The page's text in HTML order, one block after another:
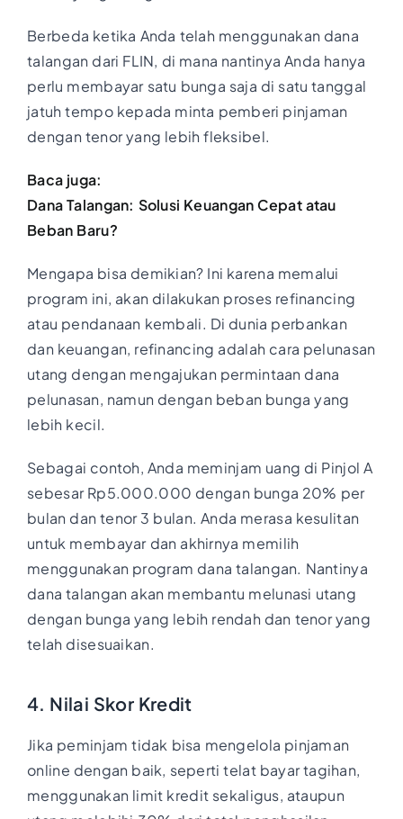
Berbeda ketika Anda telah menggunakan dana
talangan dari FLIN, di mana nantinya Anda hanya
perlu membayar satu bunga saja di satu tanggal
jatuh tempo kepada minta pemberi pinjaman
dengan tenor yang lebih fleksibel.
Baca juga:
Dana Talangan: Solusi Keuangan Cepat atau
Beban Baru?
Mengapa bisa demikian? Ini karena memalui
program ini, akan dilakukan proses refinancing
atau pendanaan kembali. Di dunia perbankan
dan keuangan, refinancing adalah cara pelunasan
utang dengan mengajukan permintaan dana
pelunasan, namun dengan beban bunga yang
lebih kecil.
Sebagai contoh, Anda meminjam uang di Pinjol A
sebesar Rp5.000.000 dengan bunga 20% per
bulan dan tenor 3 bulan. Anda merasa kesulitan
untuk membayar dan akhirnya memilih
menggunakan program dana talangan. Nantinya
dana talangan akan membantu melunasi utang
dengan bunga yang lebih rendah dan tenor yang
telah disesuaikan.
4. Nilai Skor Kredit
Jika peminjam tidak bisa mengelola pinjaman
online dengan baik, seperti telat bayar tagihan,
menggunakan limit kredit sekaligus, ataupun